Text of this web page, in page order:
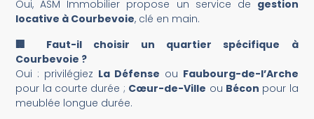
Oui, ASM Immobilier propose un service de gestion
locative à Courbevoie, clé en main.
🏢 Faut-il choisir un quartier spécifique à
Courbevoie ?
Oui : privilégiez La Défense ou Faubourg-de-l’Arche
pour la courte durée ; Cœur-de-Ville ou Bécon pour la
meublée longue durée.